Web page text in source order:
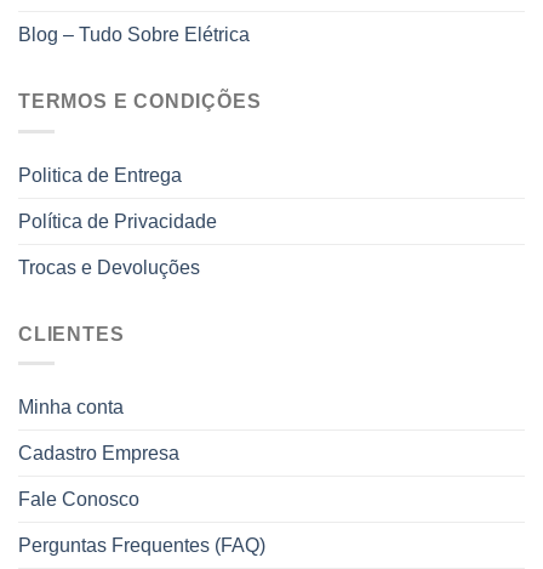
Blog – Tudo Sobre Elétrica
TERMOS E CONDIÇÕES
Politica de Entrega
Política de Privacidade
Trocas e Devoluções
CLIENTES
Minha conta
Cadastro Empresa
Fale Conosco
Perguntas Frequentes (FAQ)